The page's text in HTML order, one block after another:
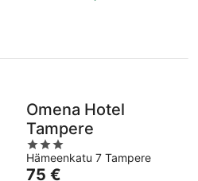
Omena Hotel
Tampere
3
out
of
Hämeenkatu 7 Tampere
Hinta
75 €